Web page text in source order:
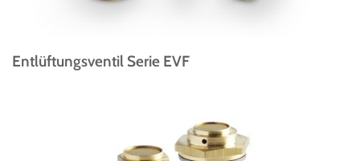
Entlüftungsventil Serie EVF